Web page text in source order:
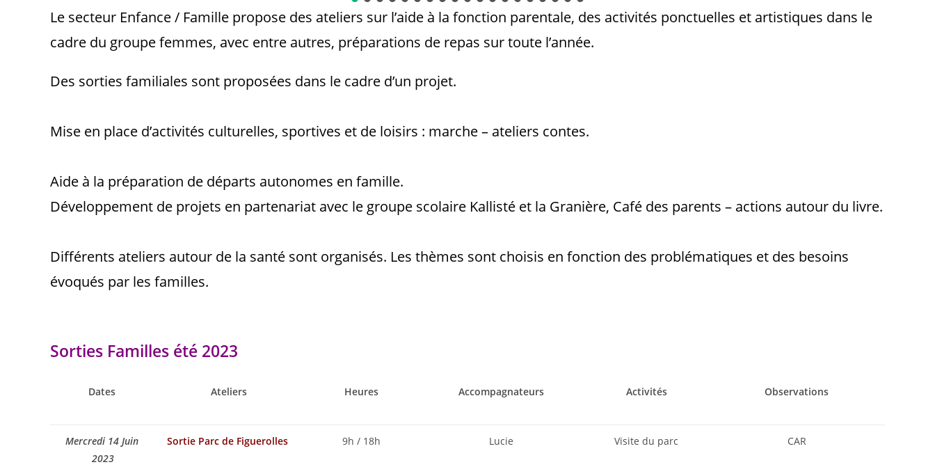
Le secteur Enfance / Famille propose des ateliers sur l’aide à la fonction parentale, des activités ponctuelles et artistiques dans le
cadre du groupe femmes, avec entre autres, préparations de repas sur toute l’année.
Des sorties familiales sont proposées dans le cadre d’un projet.
Mise en place d’activités culturelles, sportives et de loisirs : marche – ateliers contes.
Aide à la préparation de départs autonomes en famille.
Développement de projets en partenariat avec le groupe scolaire Kallisté et la Granière, Café des parents – actions autour du livre.
Différents ateliers autour de la santé sont organisés. Les thèmes sont choisis en fonction des problématiques et des besoins
évoqués par les familles.
Sorties Familles été 2023
Dates Ateliers Heures Accompagnateurs Activités Observations
Mercredi 14 Juin
2023
Sortie Parc de Figuerolles 9h / 18h Lucie Visite du parc CAR